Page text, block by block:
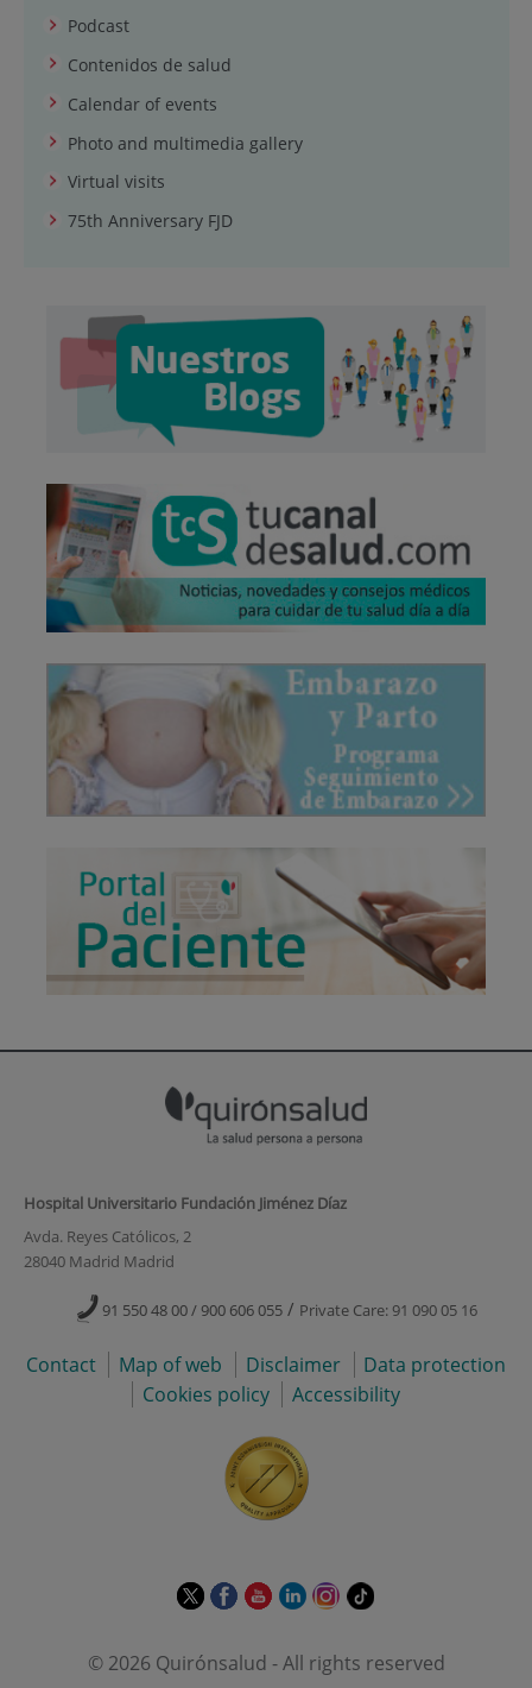
Podcast
Contenidos de salud
Calendar of events
Photo and multimedia gallery
Virtual visits
75th Anniversary FJD
Hospital Universitario Fundación Jiménez Díaz
Avda. Reyes Católicos, 2
28040 Madrid Madrid
91 550 48 00 / 900 606 055 / Private Care: 91 090 05 16
Contact Map of web Disclaimer
Data protection
Cookies policy
Accessibility
This
open
This
open
This
open
This
open
This
open
Link
application.
© 2026 Quirónsalud - All rights reserved